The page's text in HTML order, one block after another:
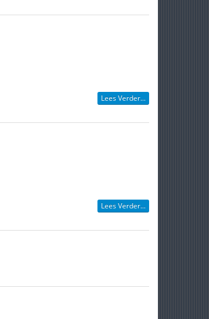
Lees Verder...
Lees Verder...